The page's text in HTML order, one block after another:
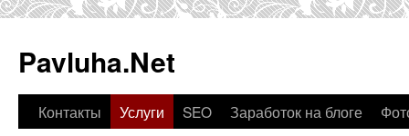
Pavluha.Net
Контакты Услуги SEO Заработок на блоге